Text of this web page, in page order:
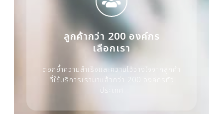
ลูกค้ากว่า 200 องค์กร
เลือกเรา
ตอกย้ำความสำเร็จและความไว้วางใจจากลูกค้า
ที่ใช้บริการเรามาแล้วกว่า 200 องค์กรทั่ว
ประเทศ